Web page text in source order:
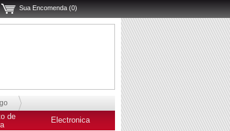
Sua Encomenda (0)
de
Electronica